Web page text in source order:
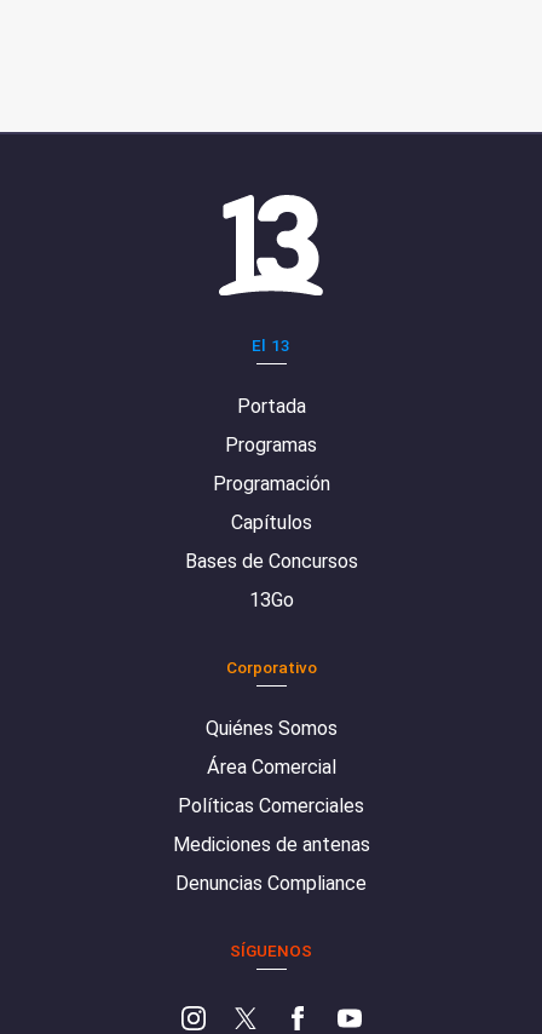
El 13
Portada
Programas
Programación
Capítulos
Bases de Concursos
13Go
Corporativo
Quiénes Somos
Área Comercial
Políticas Comerciales
Mediciones de antenas
Denuncias Compliance
SÍGUENOS